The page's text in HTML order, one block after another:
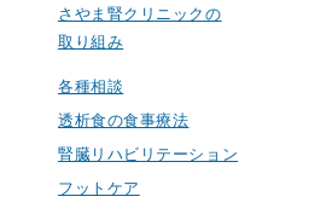
さやま腎クリニックの
取り組み
各種相談
透析食の食事療法
腎臓リハビリテーション
フットケア